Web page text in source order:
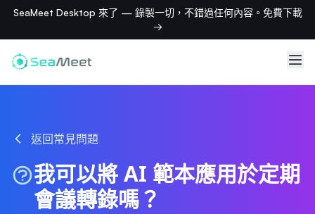
SeaMeet Desktop 來了 — 錄製一切，不錯過任何內容。免費下載
→
返回常見問題
我可以將 AI 範本應用於定期
會議轉錄嗎？